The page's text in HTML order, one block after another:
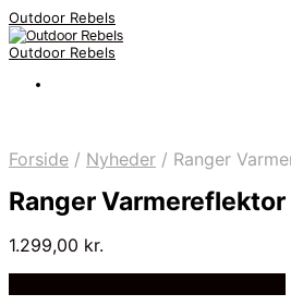
Outdoor Rebels
Outdoor Rebels
Forside / Nyheder / Ranger
Ranger Varmereflektor
1.299,00 kr.